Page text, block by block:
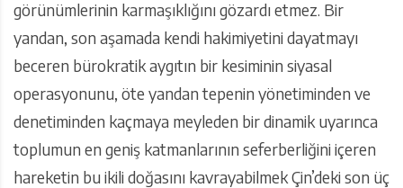
görünümlerinin karmaşıklığını gözardı etmez. Bir
yandan, son aşamada kendi hakimiyetini dayatmayı
beceren bürokratik aygıtın bir kesiminin siyasal
operasyonunu, öte yandan tepenin yönetiminden ve
denetiminden kaçmaya meyleden bir dinamik uyarınca
toplumun en geniş katmanlarının seferberliğini içeren
hareketin bu ikili doğasını kavrayabilmek Çin’deki son üç